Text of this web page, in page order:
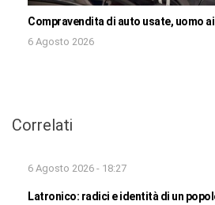
Compravendita di auto usate, uomo
6 Agosto 2026
Correlati
6 Agosto 2026 - 18:27
Latronico: radici e identità di un